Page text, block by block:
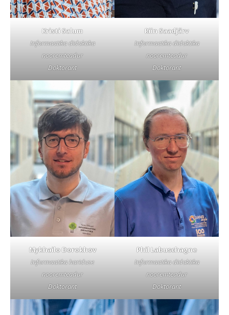
Kristi Salum
Informaatika didaktika
nooremteadur
Doktorant
Riin Saadjärv
Informaatika didaktika
nooremteadur
Doktorant
Mykhailo Dorokhov
Informaatika hariduse
nooremteadur
Doktorant
Phil Labuschagne
Informaatika didaktika
nooremteadur
Doktorant